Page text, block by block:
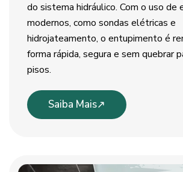
do sistema hidráulico. Com o uso de
modernos, como sondas elétricas e
hidrojateamento, o entupimento é
forma rápida, segura e sem quebrar
pisos.
Saiba Mais